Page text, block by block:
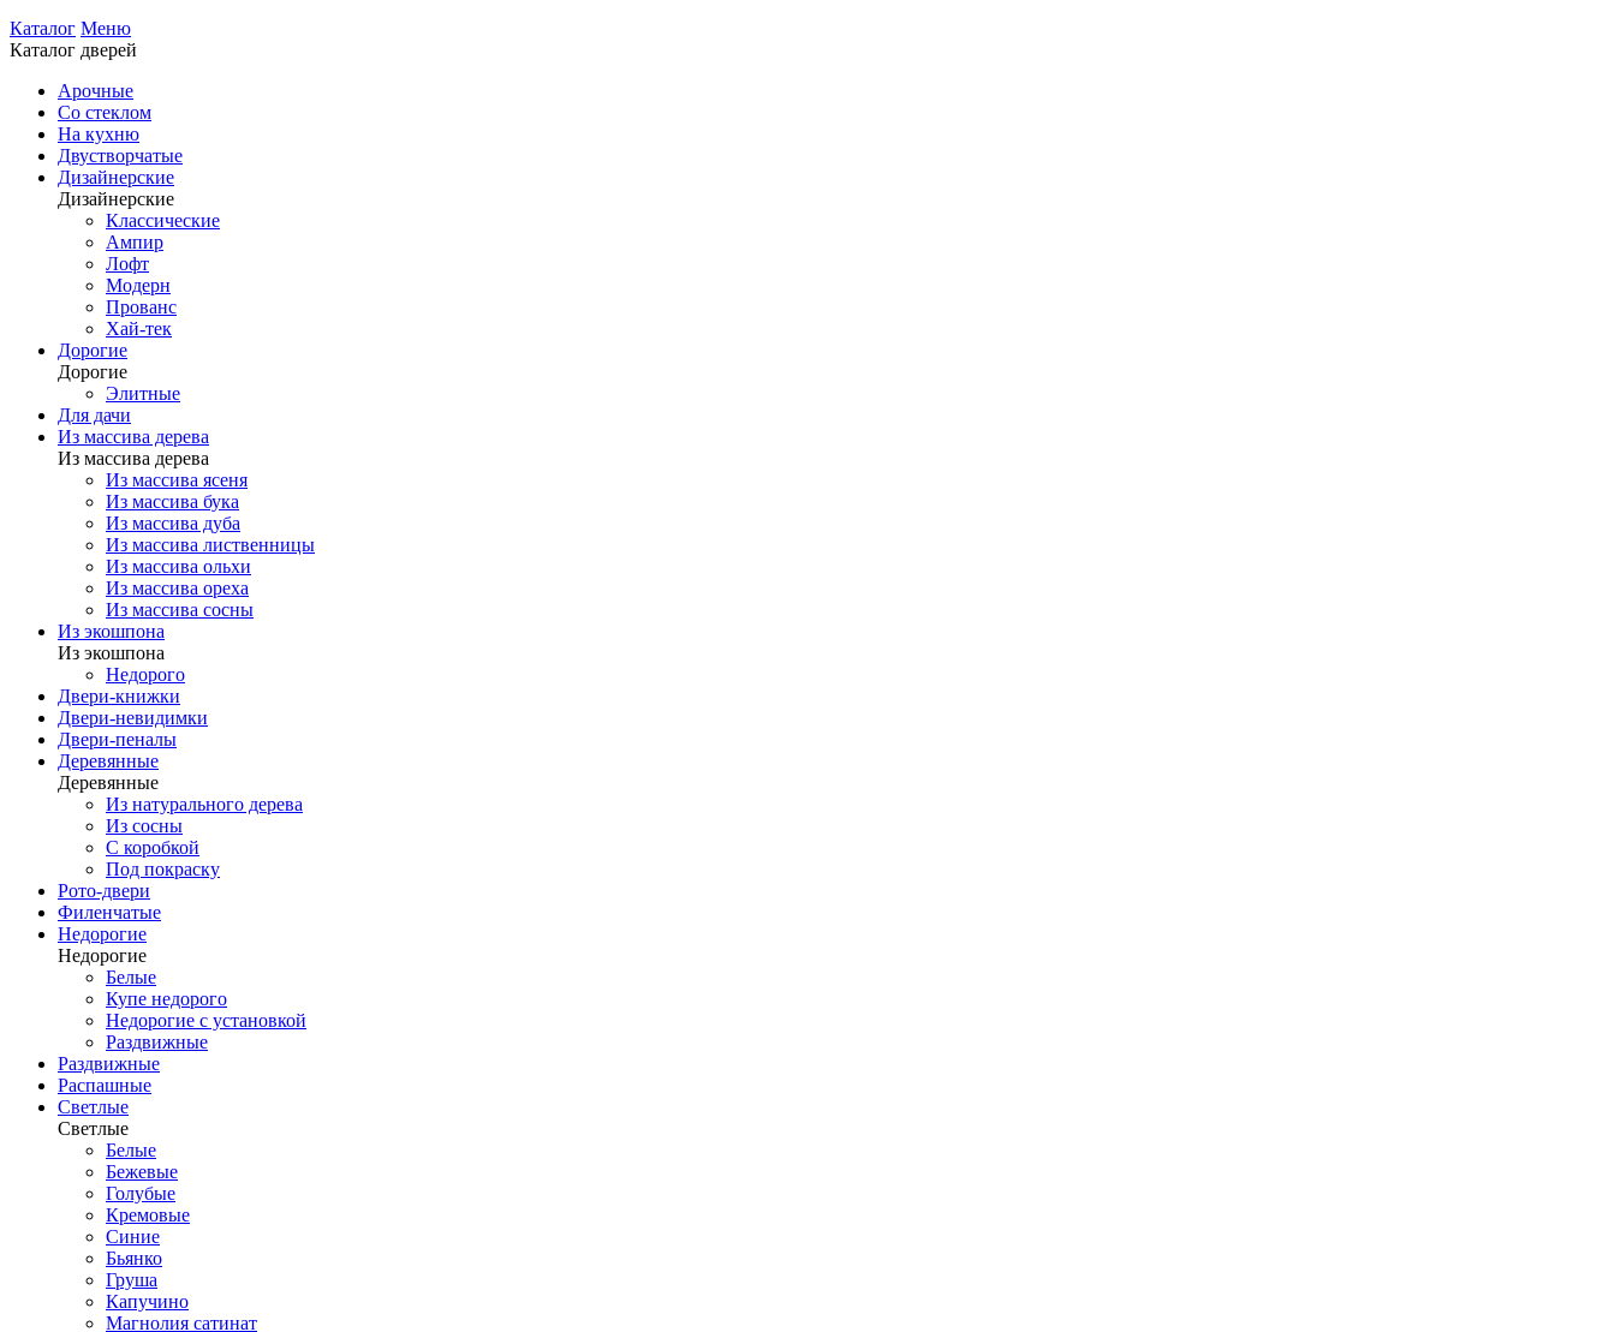
Каталог Меню
Каталог дверей
Арочные
Со стеклом
На кухню
Двустворчатые
Дизайнерские
Дизайнерские
Классические
Ампир
Лофт
Модерн
Прованс
Хай-тек
Дорогие
Дорогие
Элитные
Для дачи
Из массива дерева
Из массива дерева
Из массива ясеня
Из массива бука
Из массива дуба
Из массива лиственницы
Из массива ольхи
Из массива ореха
Из массива сосны
Из экошпона
Из экошпона
Недорого
Двери-книжки
Двери-невидимки
Двери-пеналы
Деревянные
Деревянные
Из натурального дерева
Из сосны
С коробкой
Под покраску
Рото-двери
Филенчатые
Недорогие
Недорогие
Белые
Купе недорого
Недорогие с установкой
Раздвижные
Раздвижные
Распашные
Светлые
Светлые
Белые
Бежевые
Голубые
Кремовые
Синие
Бьянко
Груша
Капучино
Магнолия сатинат